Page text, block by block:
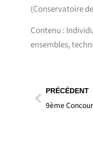
(Conservatoire
Contenu :
ensembles,
Précédent
PRÉCÉDENT